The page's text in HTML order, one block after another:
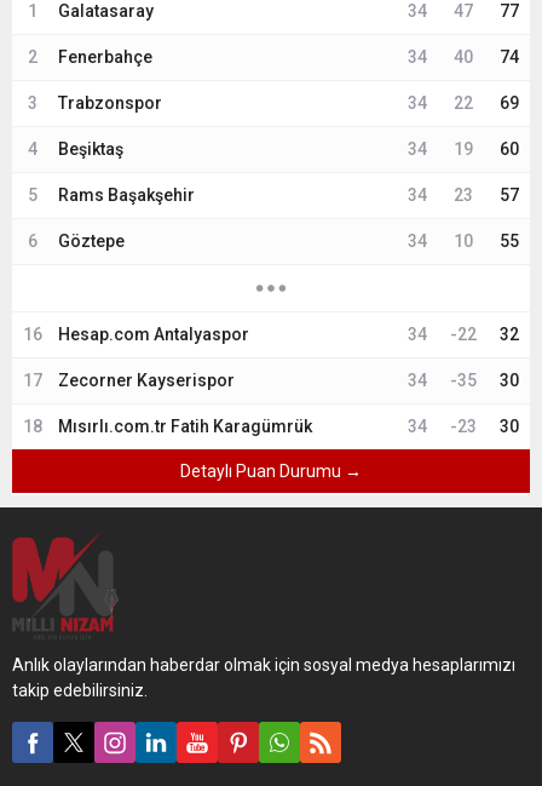
1 Galatasaray 34 47 77
2 Fenerbahçe 34 40 74
3 Trabzonspor 34 22 69
4 Beşiktaş 34 19 60
5 Rams Başakşehir 34 23 57
6 Göztepe 34 10 55
16 Hesap.com Antalyaspor 34 -22 32
17 Zecorner Kayserispor 34 -35 30
18 Mısırlı.com.tr Fatih Karagümrük 34 -23 30
Detaylı Puan Durumu →
Anlık olaylarından haberdar olmak için sosyal medya hesaplarımızı
takip edebilirsiniz.